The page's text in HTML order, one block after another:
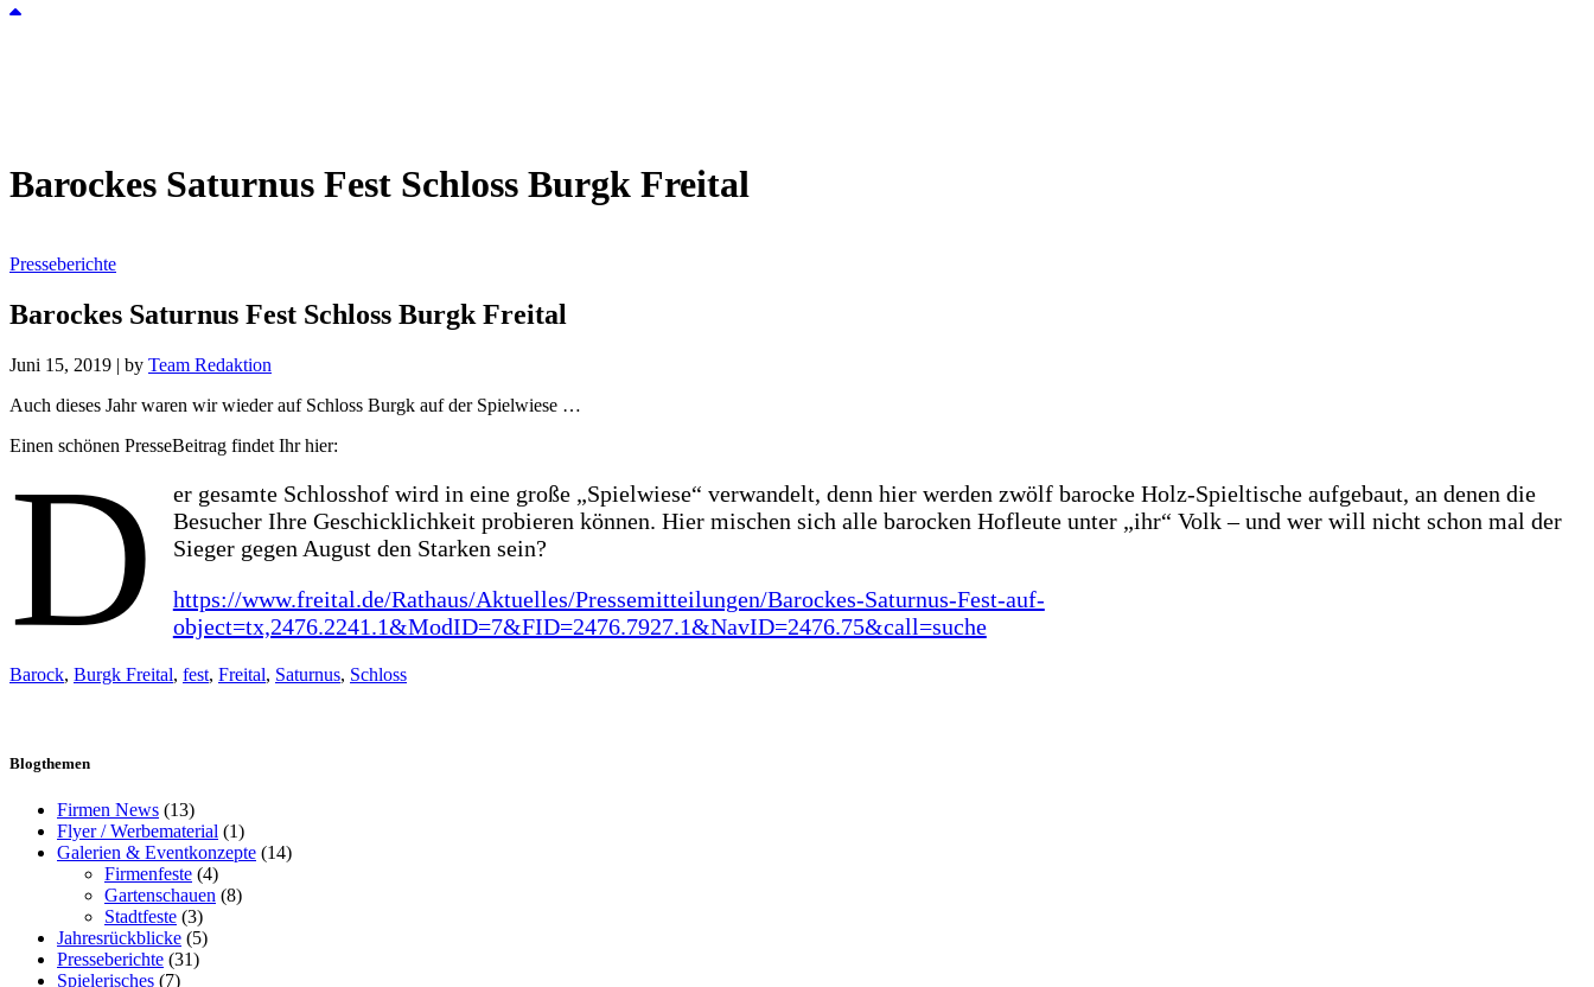
Barockes Saturnus Fest Schloss Burgk Freital
Presseberichte
Barockes Saturnus Fest Schloss Burgk Freital
Juni 15, 2019 | by Team Redaktion
Auch dieses Jahr waren wir wieder auf Schloss Burgk auf der Spielwiese …
Einen schönen PresseBeitrag findet Ihr hier:
D
er gesamte Schlosshof wird in eine große „Spielwiese“ verwandelt, denn hier werden zwölf barocke Holz-Spieltische aufgebaut, an denen die
Besucher Ihre Geschicklichkeit probieren können. Hier mischen sich alle barocken Hofleute unter „ihr“ Volk – und wer will nicht schon mal der
Sieger gegen August den Starken sein?
https://www.freital.de/Rathaus/Aktuelles/Pressemitteilungen/Barockes-Saturnus-Fest-auf-
object=tx,2476.2241.1&ModID=7&FID=2476.7927.1&NavID=2476.75&call=suche
Barock, Burgk Freital, fest, Freital, Saturnus, Schloss
Blogthemen
Firmen News (13)
Flyer / Werbematerial (1)
Galerien & Eventkonzepte (14)
Firmenfeste (4)
Gartenschauen (8)
Stadtfeste (3)
Jahresrückblicke (5)
Presseberichte (31)
Spielerisches (7)